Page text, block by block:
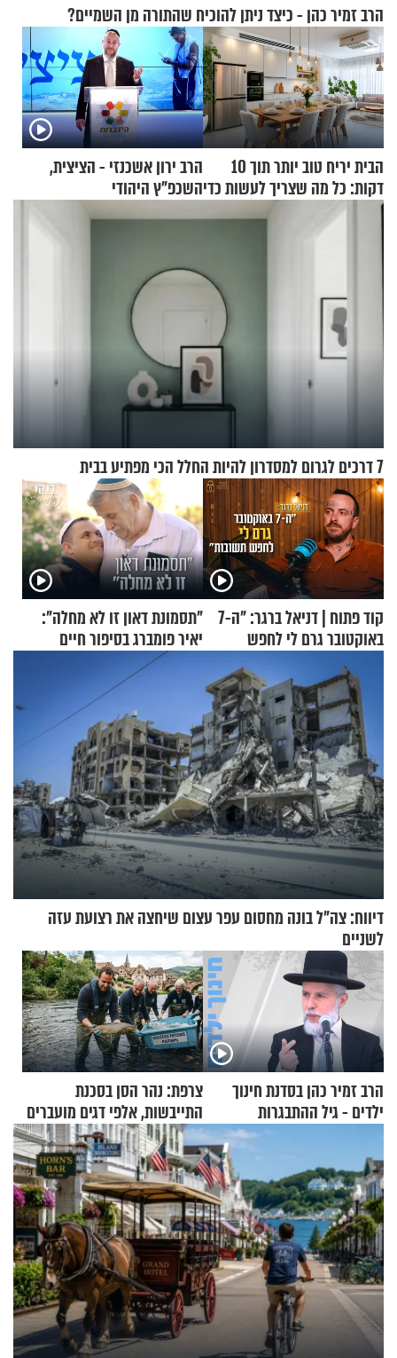
הרב זמיר כהן - כיצד ניתן להוכיח שהתורה מן השמיים?
הבית יריח טוב יותר תוך 10
דקות: כל מה שצריך לעשות כדי
לרענן את הבית
הרב ירון אשכנזי - הציצית,
השכפ"ץ היהודי
7 דרכים לגרום למסדרון להיות החלל הכי מפתיע בבית
קוד פתוח | דניאל ברגר: "ה-7
באוקטובר גרם לי לחפש
תשובות"
"תסמונת דאון זו לא מחלה":
יאיר פומברג בסיפור חיים
מעורר השראה
דיווח: צה"ל בונה מחסום עפר עצום שיחצה את רצועת עזה
לשניים
הרב זמיר כהן בסדנת חינוך
ילדים - גיל ההתבגרות
צרפת: נהר הסן בסכנת
התייבשות, אלפי דגים מועברים
במבצעי חילוץ